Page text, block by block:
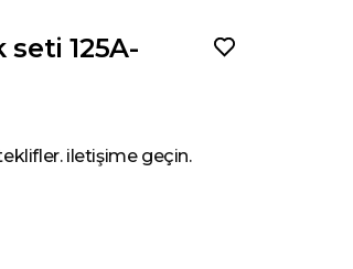
125A-
iletişime geçin.